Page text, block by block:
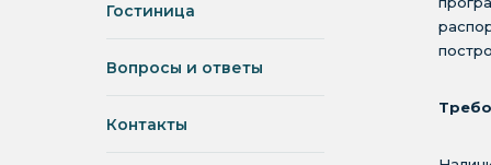
Гостиница
Вопросы и ответы
Контакты